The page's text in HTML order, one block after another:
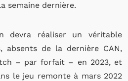
semaine dernière.
devra réaliser un véritable
absents de la dernière CAN,
– par forfait – en 2023, et
le jeu remonte à mars 2022